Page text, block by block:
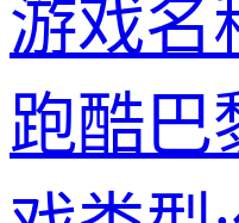
游戏名
跑酷巴